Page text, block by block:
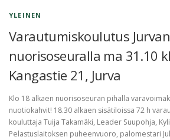
YLEINEN
Varautumiskoulutus Jurvan
nuorisoseuralla ma 31.10
Kangastie 21, Jurva
Klo 18 alkaen nuorisoseuran pihalla
nuotiokahvit! 18.30 alkaen sisätiloissa 72 h
kouluttaja Tuija Takamäki, Leader Suupohja,
Pelastuslaitoksen puheenvuoro, palomestari